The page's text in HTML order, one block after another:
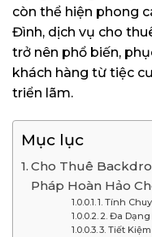
còn thể hiện phong
Đình, dịch vụ cho
trở nên phổ biến,
khách hàng từ tiệc
triển lãm.
Mục lục
Cho Thuê
Pháp Hoàn Hảo
1. Tính
2. Đa
3. Tiết